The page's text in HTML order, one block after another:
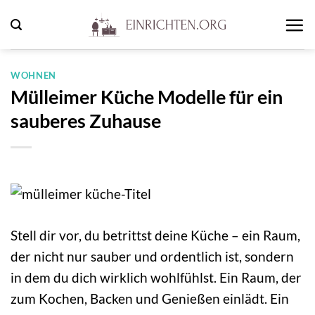
Inhalt
springen
WOHNEN
Mülleimer Küche Modelle für ein
sauberes Zuhause
Stell dir vor, du betrittst deine Küche – ein Raum,
der nicht nur sauber und ordentlich ist, sondern
in dem du dich wirklich wohlfühlst. Ein Raum, der
zum Kochen, Backen und Genießen einlädt. Ein